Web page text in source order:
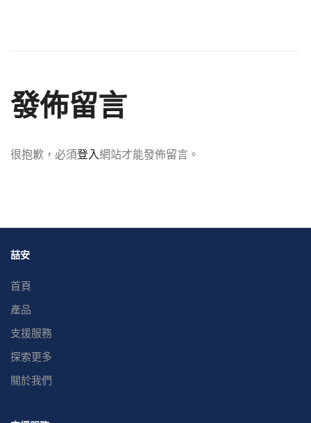
發佈留言
很抱歉，必須登入網站才能發佈留言。
喆安
首頁
產品
支援服務
探索更多
關於我們